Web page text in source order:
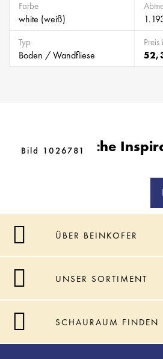
Farbe
white (weiß)
Typ
Boden / Wandfliese
Ähnliche
Bild 1026781
ÜBER BEINKOFER
UNSER SORTIMENT
SCHAURAUM FINDEN